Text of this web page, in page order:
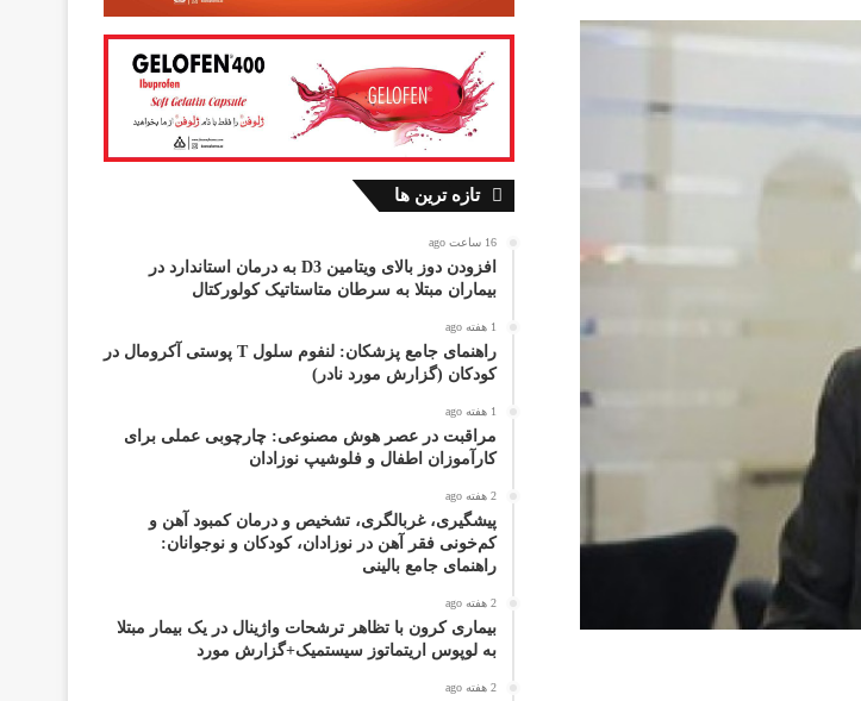
تازه ترین ها
16 ساعت ago
افزودن دوز بالای ویتامین D3 به درمان استاندارد در
بیماران مبتلا به سرطان متاستاتیک کولورکتال
1 هفته ago
راهنمای جامع پزشکان: لنفوم سلول T پوستی آکرومال در
کودکان (گزارش مورد نادر)
1 هفته ago
مراقبت در عصر هوش مصنوعی: چارچوبی عملی برای
کارآموزان اطفال و فلوشیپ نوزادان
2 هفته ago
پیشگیری، غربالگری، تشخیص و درمان کمبود آهن و
کم‌خونی فقر آهن در نوزادان، کودکان و نوجوانان:
راهنمای جامع بالینی
2 هفته ago
بیماری کرون با تظاهر ترشحات واژینال در یک بیمار مبتلا
به لوپوس اریتماتوز سیستمیک+گزارش مورد
2 هفته ago